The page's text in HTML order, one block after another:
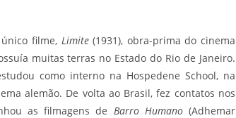
filme, Limite(1931), obra-prima do cinema
muitas terras no Estado do Rio de Janeiro.
como interno na Hospedene School, na
alemão. De volta ao Brasil, fez contatos nos
as filmagens de Barro Humano(Adhemar